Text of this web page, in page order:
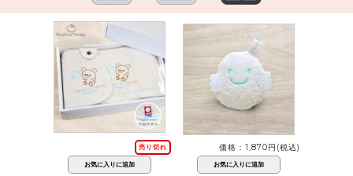
売り切れ 価格：1,870円(税込)